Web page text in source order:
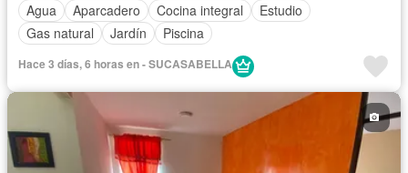
Agua
Aparcadero Cocina integral
Estudio
Gas natural
Jardín Piscina
Hace 3 días, 6 horas en - SUCASABELLA